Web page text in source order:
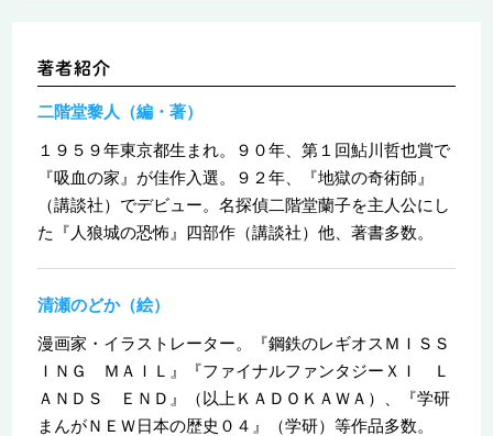
二階堂黎人（編・著）
１９５９年東京都生まれ。９０年、第１回鮎川哲也賞で
『吸血の家』が佳作入選。９２年、『地獄の奇術師』
（講談社）でデビュー。名探偵二階堂蘭子を主人公にし
た『人狼城の恐怖』四部作（講談社）他、著書多数。
清瀬のどか（絵）
漫画家・イラストレーター。『鋼鉄のレギオスＭＩＳＳ
ＩＮＧ ＭＡＩＬ』『ファイナルファンタジーＸＩ Ｌ
ＡＮＤＳ ＥＮＤ』（以上ＫＡＤＯＫＡＷＡ）、『学研
まんがＮＥＷ日本の歴史０４』（学研）等作品多数。